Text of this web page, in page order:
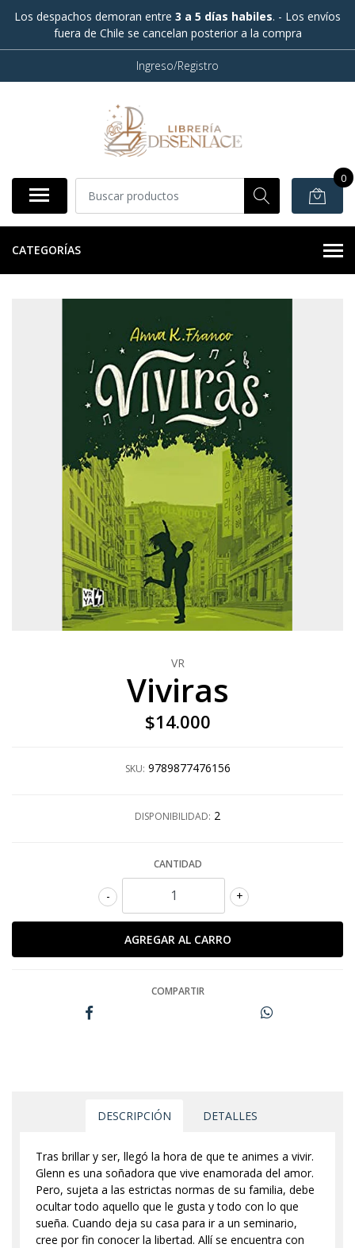
Los despachos demoran entre 3 a 5 días habiles. - Los envíos
fuera de Chile se cancelan posterior a la compra
Ingreso/Registro
0
CATEGORÍAS
VR
Viviras
$14.000
SKU: 9789877476156
DISPONIBILIDAD: 2
CANTIDAD
+
-
COMPARTIR
DESCRIPCIÓN DETALLES
Tras brillar y ser, llegó la hora de que te animes a vivir.
Glenn es una soñadora que vive enamorada del amor.
Pero, sujeta a las estrictas normas de su familia, debe
ocultar todo aquello que le gusta y todo con lo que
sueña. Cuando deja su casa para ir a un seminario,
cree por fin conocer la libertad. Allí se encuentra con